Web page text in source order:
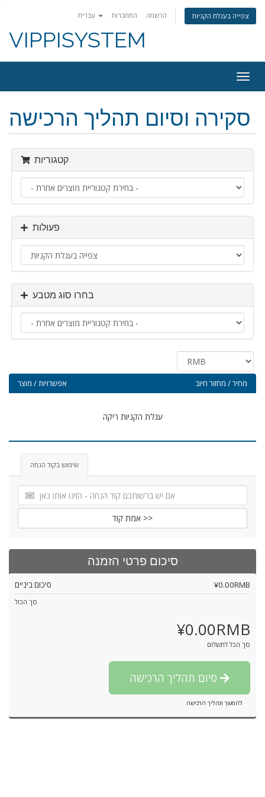
התחברות הרשמה צפייה בעגלת הקניות
VIPPISYSTEM
ניווט
סקירה וסיום תהליך הרכישה
קטגוריות
פעולות
בחרו סוג מטבע
אפשרויות / מוצר מחיר / מחזור חיוב
עגלת הקניות ריקה
שימוש בקוד הנחה
אמת קוד >>
סיכום פרטי הזמנה
סיכום ביניים ¥0.00RMB
סך הכול
¥0.00RMB
סך הכל לתשלום
להמשך תהליך הרכישה